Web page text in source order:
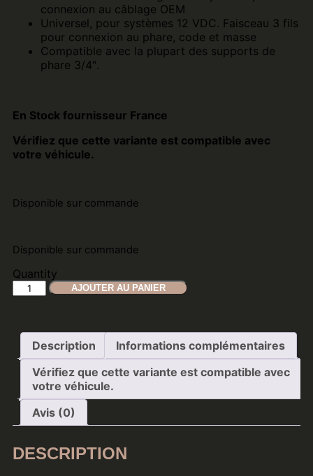
connexion au câblage OEM
Universel, pour systèmes 12 VDC. Faisceau 3 fils
pour connexion au phare, code et masse
Compatible avec la plupart des supports de
phare 3/4″.
En Stock fournisseur France
Vérifiez que cette variante est compatible avec
votre véhicule.
Disponible sur commande
Disponible sur commande
Quantity
AJOUTER AU PANIER
Description
Informations complémentaires
Vérifiez que cette variante est compatible avec
votre véhicule.
Avis (0)
DESCRIPTION